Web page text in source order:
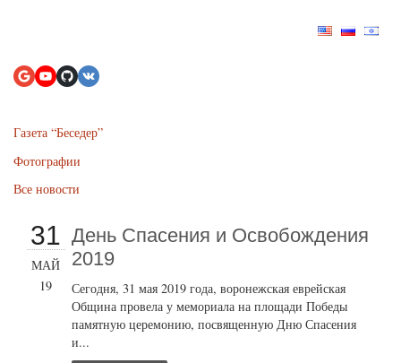
Газета “Беседер”
Фотографии
Все новости
31
МАЙ
19
День Спасения и Освобождения
2019
Сегодня, 31 мая 2019 года, воронежская еврейская
Община провела у мемориала на площади Победы
памятную церемонию, посвященную Дню Спасения
и...